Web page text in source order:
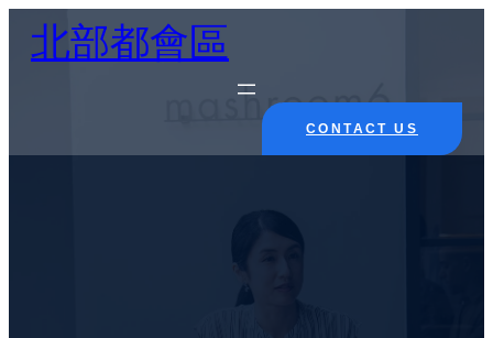
北部都會區
CONTACT US